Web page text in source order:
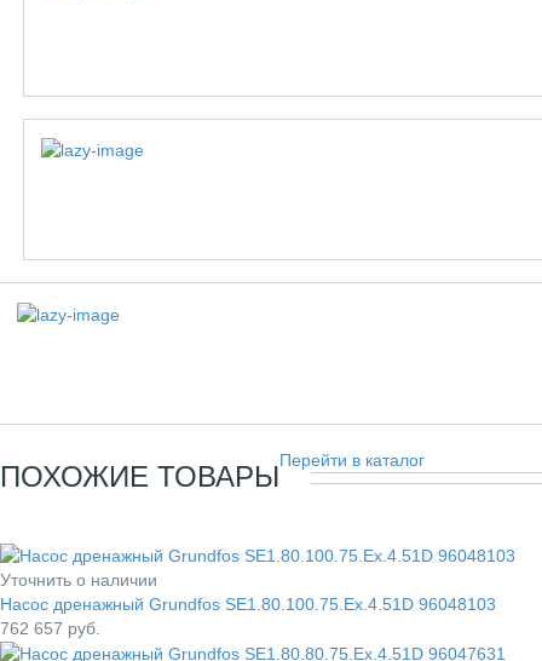
ПОХОЖИЕ ТОВАРЫПерейти в каталог
Уточнить о наличии
Насос дренажный Grundfos SE1.80.100.75.Ex.4.51D 96048103
762 657 руб.